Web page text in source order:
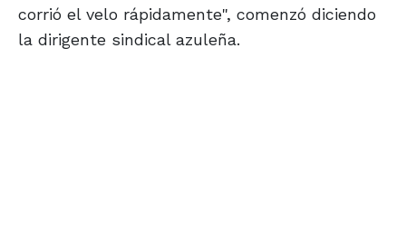
corrió el velo rápidamente", comenzó diciendo
la dirigente sindical azuleña.